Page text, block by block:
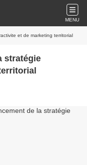
MENU
et de marketing territorial
stratégie